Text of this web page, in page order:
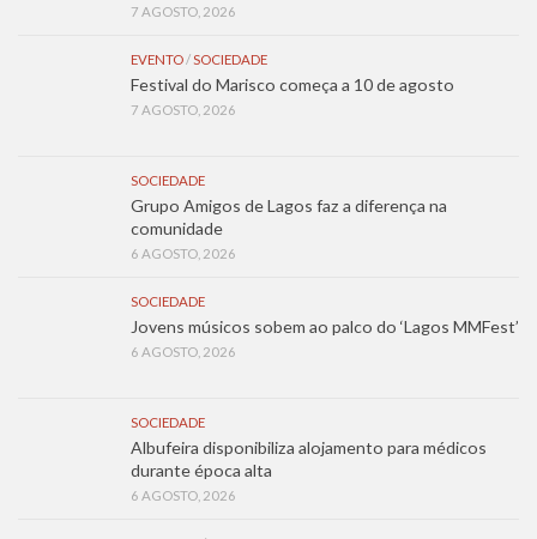
7 AGOSTO, 2026
EVENTO/SOCIEDADE
Festival do Marisco começa a 10 de agosto
7 AGOSTO, 2026
SOCIEDADE
Grupo Amigos de Lagos faz a diferença na
comunidade
6 AGOSTO, 2026
SOCIEDADE
Jovens músicos sobem ao palco do ‘Lagos MMFest’
6 AGOSTO, 2026
SOCIEDADE
Albufeira disponibiliza alojamento para médicos
durante época alta
6 AGOSTO, 2026